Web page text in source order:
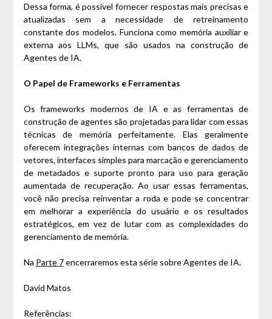
Dessa forma, é possível fornecer respostas mais precisas e
atualizadas sem a necessidade de retreinamento
constante dos modelos. Funciona como memória auxiliar e
externa aos LLMs, que são usados na construção de
Agentes de IA.
O Papel de Frameworks e Ferramentas
Os frameworks modernos de IA e as ferramentas de
construção de agentes são projetadas para lidar com essas
técnicas de memória perfeitamente. Elas geralmente
oferecem integrações internas com bancos de dados de
vetores, interfaces simples para marcação e gerenciamento
de metadados e suporte pronto para uso para geração
aumentada de recuperação. Ao usar essas ferramentas,
você não precisa reinventar a roda e pode se concentrar
em melhorar a experiência do usuário e os resultados
estratégicos, em vez de lutar com as complexidades do
gerenciamento de memória.
Na Parte 7encerraremos esta série sobre Agentes de IA.
David Matos
Referências: